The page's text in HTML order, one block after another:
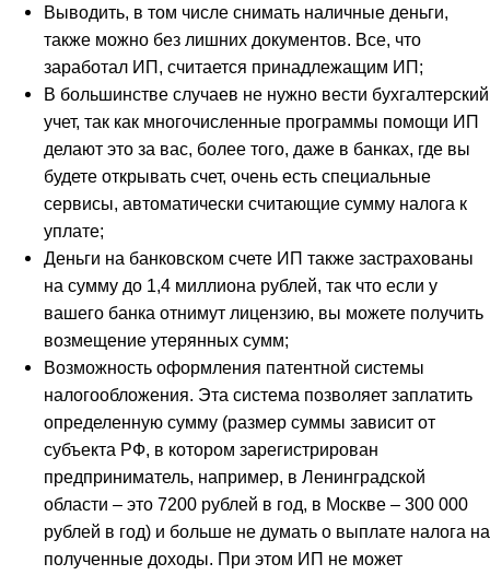
Выводить, в том числе снимать наличные деньги,
также можно без лишних документов. Все, что
заработал ИП, считается принадлежащим ИП;
В большинстве случаев не нужно вести бухгалтерский
учет, так как многочисленные программы помощи ИП
делают это за вас, более того, даже в банках, где вы
будете открывать счет, очень есть специальные
сервисы, автоматически считающие сумму налога к
уплате;
Деньги на банковском счете ИП также застрахованы
на сумму до 1,4 миллиона рублей, так что если у
вашего банка отнимут лицензию, вы можете получить
возмещение утерянных сумм;
Возможность оформления патентной системы
налогообложения. Эта система позволяет заплатить
определенную сумму (размер суммы зависит от
субъекта РФ, в котором зарегистрирован
предприниматель, например, в Ленинградской
области – это 7200 рублей в год, в Москве – 300 000
рублей в год) и больше не думать о выплате налога на
полученные доходы. При этом ИП не может